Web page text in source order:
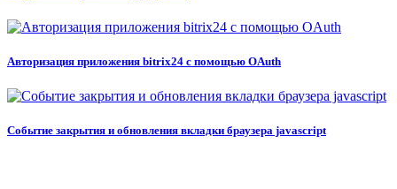
Авторизация приложения bitrix24 с помощью OAuth
Событие закрытия и обновления вкладки браузера javascript